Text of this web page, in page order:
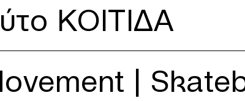
ΚΟΙΤΙΔΑ
|